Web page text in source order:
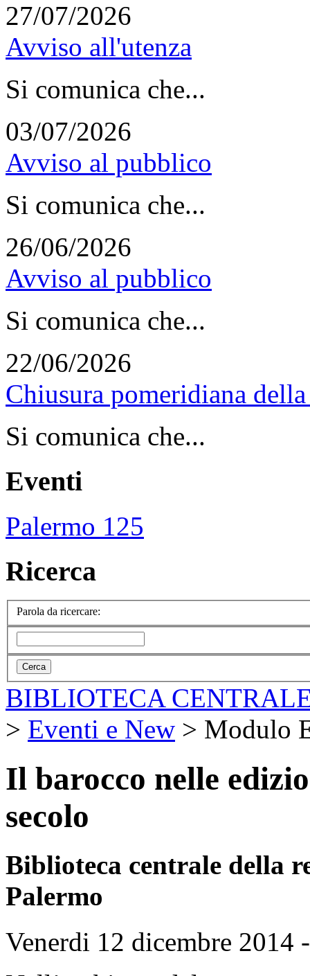
27/07/2026
Avviso all'utenza
Si comunica che...
03/07/2026
Avviso al pubblico
Si comunica che...
26/06/2026
Avviso al pubblico
Si comunica che...
22/06/2026
Chiusura pomeridiana
Si comunica che...
Eventi
Palermo 125
Ricerca
Parola da ricercare:
BIBLIOTECA
> Eventi e New > Modulo
Il barocco nelle
secolo
Biblioteca centrale della
Palermo
Venerdi 12 dicembre 2014